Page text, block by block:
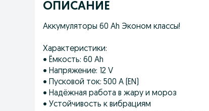
ОПИСАНИЕ
Аккумуляторы 60 Ah Эконом классы!
Характеристики:
• Ёмкость: 60 Ah
• Напряжение: 12 V
• Пусковой ток: 500 A (EN)
• Надёжная работа в жару и мороз
• Устойчивость к вибрациям